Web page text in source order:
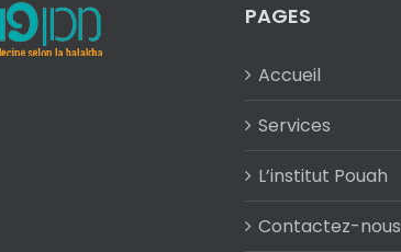
PAGES
Accueil
Services
L’institut Pouah
Contactez-nous